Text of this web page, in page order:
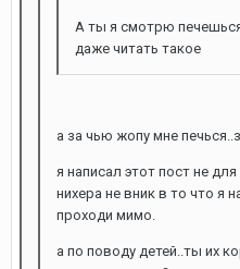
А ты я смотрю
даже читать такое
а за чью жопу мне
я написал этот пост не
нихера не вник в то что я
проходи мимо.
а по поводу детей..ты их